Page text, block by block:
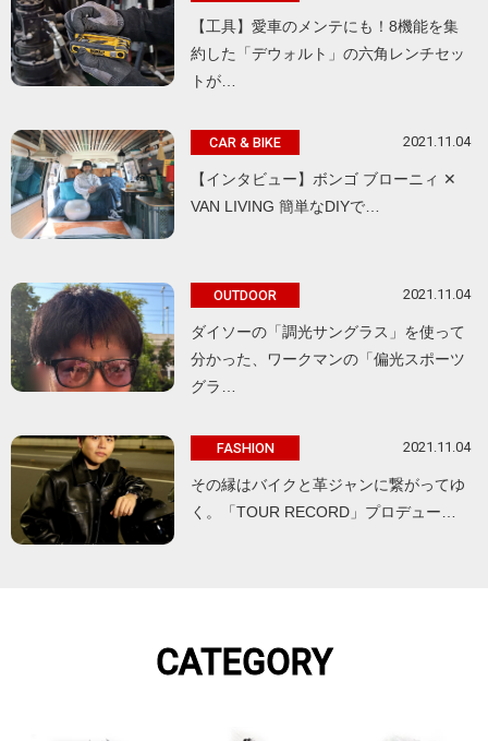
【工具】愛車のメンテにも！8機能を集
約した「デウォルト」の六角レンチセッ
トが…
CAR & BIKE 2021.11.04
【インタビュー】ボンゴ ブローニィ ✕
VAN LIVING 簡単なDIYで…
OUTDOOR 2021.11.04
ダイソーの「調光サングラス」を使って
分かった、ワークマンの「偏光スポーツ
グラ…
FASHION 2021.11.04
その縁はバイクと革ジャンに繋がってゆ
く。「TOUR RECORD」プロデュー…
CATEGORY